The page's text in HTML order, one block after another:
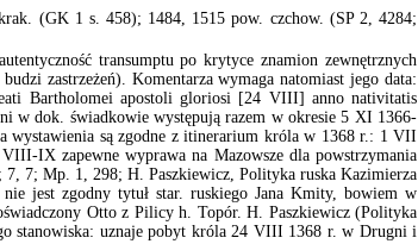
(GK 1 s. 458); 1484, 1515 pow. czchow. (SP 2, 4284;
transumptu po krytyce znamion zewnętrznych
zastrzeżeń). Komentarza wymaga natomiast jego data:
Bartholomei apostoli gloriosi [24 VIII] anno nativitatis
w dok. świadkowie występują razem w okresie 5 XI 1366-
wystawienia są zgodne z itinerarium króla w 1368 r.: 1 VII
IX zapewne wyprawa na Mazowsze dla powstrzymania
7; Mp. 1, 298; H. Paszkiewicz, Polityka ruska Kazimierza
jest zgodny tytuł star. ruskiego Jana Kmity, bowiem w
Otto z Pilicy h. Topór. H. Paszkiewicz (Polityka
stanowiska: uznaje pobyt króla 24 VIII 1368 r. w Drugni i